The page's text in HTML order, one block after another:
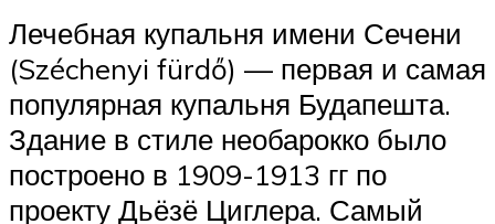
Лечебная купальня имени Сечени
(Széchenyi fürdő) — первая и самая
популярная купальня Будапешта.
Здание в стиле необарокко было
построено в 1909-1913 гг по
проекту Дьёзё Циглера. Самый